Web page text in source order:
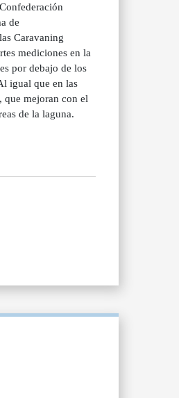
de
Caravaning
mediciones en la
por debajo de los
igual que en las
que mejoran con el
de la laguna.